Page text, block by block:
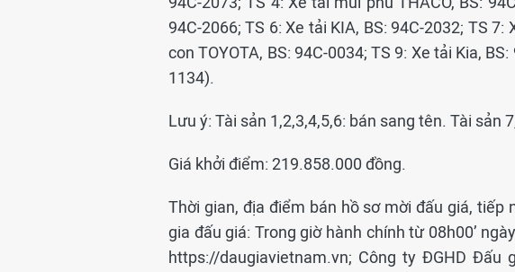
94C-2066; TS 6: Xe tải KIA, BS: 94C-2032; TS
con TOYOTA, BS: 94C-0034; TS 9: Xe tải Kia,
1134).
Lưu ý: Tài sản 1,2,3,4,5,6: bán sang tên. Tài sản
Giá khởi điểm: 219.858.000 đồng.
Thời gian, địa điểm bán hồ sơ mời đấu giá,
gia đấu giá: Trong giờ hành chính từ 08h00’
https://daugiavietnam.vn; Công ty ĐGHD